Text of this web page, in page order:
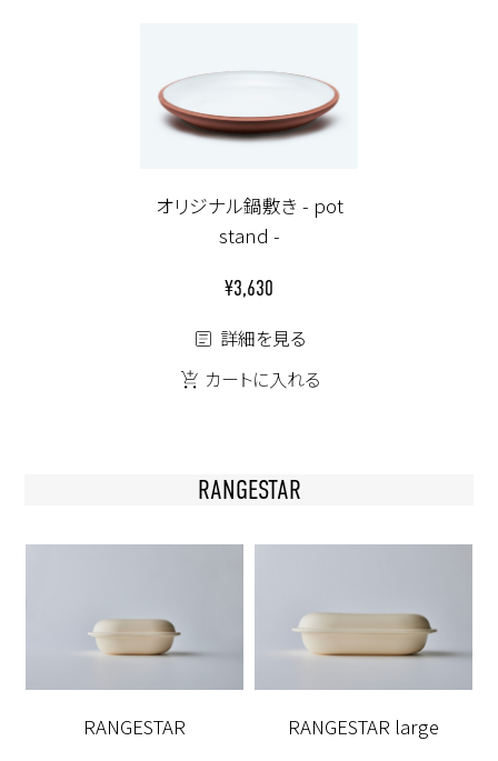
オリジナル鍋敷き - pot
stand -
¥3,630
詳細を見る
カートに入れる
RANGESTAR
RANGESTAR RANGESTAR large